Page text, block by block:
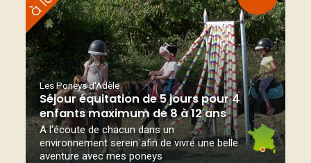
Les Poneys d'Adèle
Séjour équitation de 5 jours pour 4
enfants maximum de 8 à 12 ans
A l'écoute de chacun dans un
environnement serein afin de vivre une belle
aventure avec mes poneys